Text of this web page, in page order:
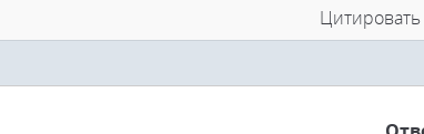
Цитировать